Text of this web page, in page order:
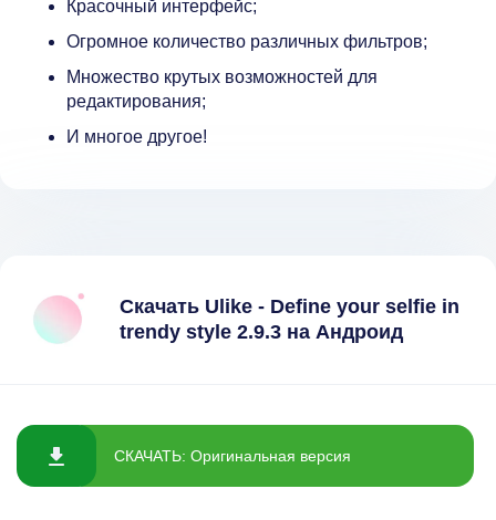
Красочный интерфейс;
Огромное количество различных фильтров;
Множество крутых возможностей для
редактирования;
И многое другое!
Скачать Ulike - Define your selfie in
trendy style 2.9.3 на Андроид
СКАЧАТЬ: Оригинальная версия